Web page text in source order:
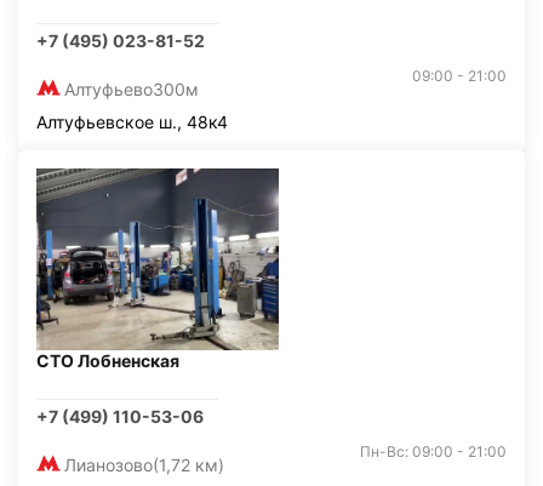
+7 (495) 023-81-52
Алтуфьево300м
09:00 - 21:00
Алтуфьевское ш., 48к4
СТО Лобненская
+7 (499) 110-53-06
Лианозово(1,72 км)
Пн-Вс: 09:00 - 21:00